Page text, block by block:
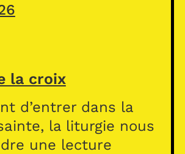
la croix
d’entrer dans la
la liturgie nous
une lecture